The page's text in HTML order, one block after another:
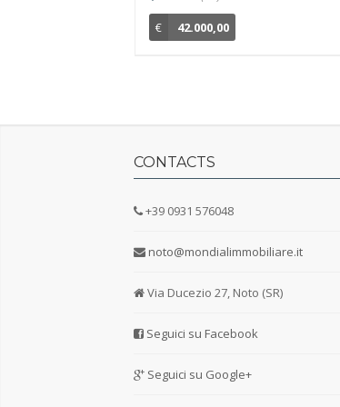
€
42.000,00
CONTACTS
+39 0931 576048
noto@mondialimmobiliare.it
Via Ducezio 27, Noto (SR)
Seguici su Facebook
Seguici su Google+